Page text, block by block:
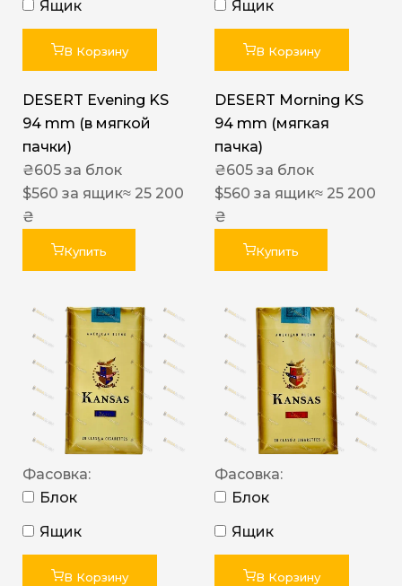
Ящик
В Корзину
DESERT Evening KS
94 mm (в мягкой
пачки)
₴605 за блок
$560 за ящик≈ 25 200
₴
Купить
Ящик
В Корзину
DESERT Morning KS
94 mm (мягкая
пачка)
₴605 за блок
$560 за ящик≈ 25 200
₴
Купить
Фасовка:
Блок
Ящик
В Корзину
Фасовка:
Блок
Ящик
В Корзину